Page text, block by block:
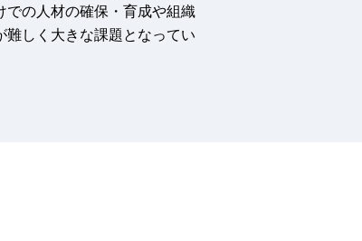
での人材の確保・育成や組織
難しく大きな課題となってい